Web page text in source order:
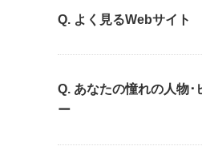
よく見るWebサイト
あなたの憧れの人物･
ー